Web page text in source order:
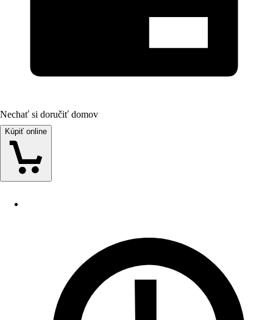
Nechať si doručiť domov
Kúpiť online